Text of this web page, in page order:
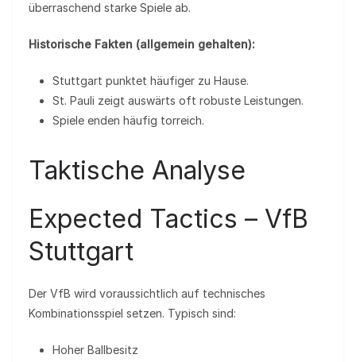
überraschend starke Spiele ab.
Historische Fakten (allgemein gehalten):
Stuttgart punktet häufiger zu Hause.
St. Pauli zeigt auswärts oft robuste Leistungen.
Spiele enden häufig torreich.
Taktische Analyse
Expected Tactics – VfB
Stuttgart
Der VfB wird voraussichtlich auf technisches
Kombinationsspiel setzen. Typisch sind:
Hoher Ballbesitz